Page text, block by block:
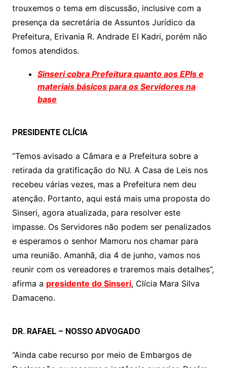
trouxemos o tema em discussão, inclusive com a
presença da secretária de Assuntos Jurídico da
Prefeitura, Erivania R. Andrade El Kadri, porém não
fomos atendidos.
Sinseri cobra Prefeitura quanto aos EPIs e
materiais básicos para os Servidores na
base
PRESIDENTE CLÍCIA
“Temos avisado a Câmara e a Prefeitura sobre a
retirada da gratificação do NU. A Casa de Leis nos
recebeu várias vezes, mas a Prefeitura nem deu
atenção. Portanto, aqui está mais uma proposta do
Sinseri, agora atualizada, para resolver este
impasse. Os Servidores não podem ser penalizados
e esperamos o senhor Mamoru nos chamar para
uma reunião. Amanhã, dia 4 de junho, vamos nos
reunir com os vereadores e traremos mais detalhes”,
afirma a presidente do Sinseri, Clícia Mara Silva
Damaceno.
DR. RAFAEL – NOSSO ADVOGADO
“Ainda cabe recurso por meio de Embargos de